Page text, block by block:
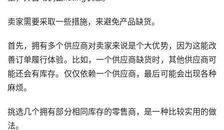
卖家需要采取一些措施，来避免产品缺货。
首先，拥有多个供应商对卖家来说是个大优势，因为这能改
善订单履行体验。比如，一个供应商缺货时，其他供应商可
能还会有库存。仅仅依赖一个供应商，最后可能会出现各种
麻烦。
挑选几个拥有部分相同库存的零售商，是一种比较实用的做
法。